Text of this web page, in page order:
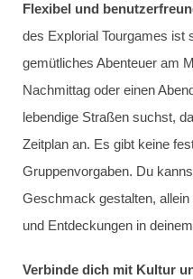
Flexibel und
des Explorial Tourgames ist
gemütliches Abenteuer am
Nachmittag oder einen
lebendige Straßen suchst,
Zeitplan an. Es gibt keine
Gruppenvorgaben. Du
Geschmack gestalten,
und Entdeckungen in
Verbinde dich mit Kultur